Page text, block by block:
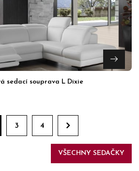
sedací souprava L Dixie
3 4
VŠECHNY SEDAČKY